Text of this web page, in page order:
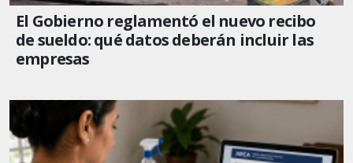
El Gobierno reglamentó el nuevo recibo
de sueldo: qué datos deberán incluir las
empresas